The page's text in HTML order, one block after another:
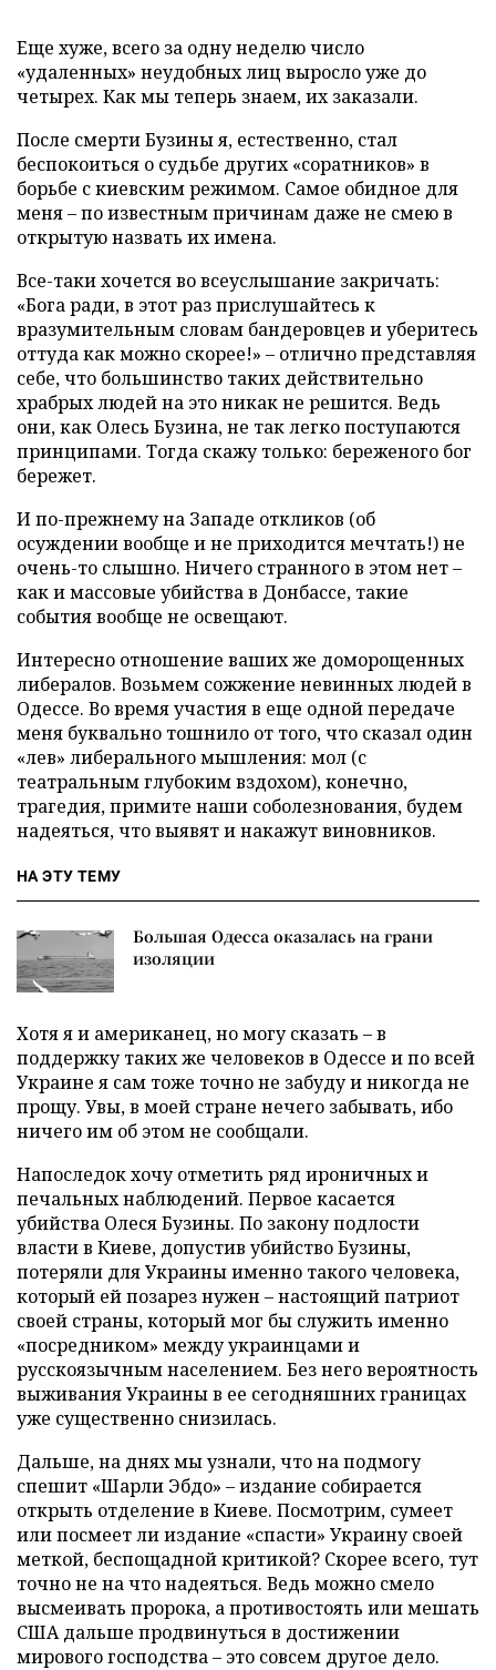
Еще хуже, всего за одну неделю число
«удаленных» неудобных лиц выросло уже до
четырех. Как мы теперь знаем, их заказали.
После смерти Бузины я, естественно, стал
беспокоиться о судьбе других «соратников» в
борьбе с киевским режимом. Самое обидное для
меня – по известным причинам даже не смею в
открытую назвать их имена.
Все-таки хочется во всеуслышание закричать:
«Бога ради, в этот раз прислушайтесь к
вразумительным словам бандеровцев и уберитесь
оттуда как можно скорее!» – отлично представляя
себе, что большинство таких действительно
храбрых людей на это никак не решится. Ведь
они, как Олесь Бузина, не так легко поступаются
принципами. Тогда скажу только: береженого бог
бережет.
И по-прежнему на Западе откликов (об
осуждении вообще и не приходится мечтать!) не
очень-то слышно. Ничего странного в этом нет –
как и массовые убийства в Донбассе, такие
события вообще не освещают.
Интересно отношение ваших же доморощенных
либералов. Возьмем сожжение невинных людей в
Одессе. Во время участия в еще одной передаче
меня буквально тошнило от того, что сказал один
«лев» либерального мышления: мол (с
театральным глубоким вздохом), конечно,
трагедия, примите наши соболезнования, будем
надеяться, что выявят и накажут виновников.
НА ЭТУ ТЕМУ
Большая Одесса оказалась на грани
изоляции
Хотя я и американец, но могу сказать – в
поддержку таких же человеков в Одессе и по всей
Украине я сам тоже точно не забуду и никогда не
прощу. Увы, в моей стране нечего забывать, ибо
ничего им об этом не сообщали.
Напоследок хочу отметить ряд ироничных и
печальных наблюдений. Первое касается
убийства Олеся Бузины. По закону подлости
власти в Киеве, допустив убийство Бузины,
потеряли для Украины именно такого человека,
который ей позарез нужен – настоящий патриот
своей страны, который мог бы служить именно
«посредником» между украинцами и
русскоязычным населением. Без него вероятность
выживания Украины в ее сегодняшних границах
уже существенно снизилась.
Дальше, на днях мы узнали, что на подмогу
спешит «Шарли Эбдо» – издание собирается
открыть отделение в Киеве. Посмотрим, сумеет
или посмеет ли издание «спасти» Украину своей
меткой, беспощадной критикой? Скорее всего, тут
точно не на что надеяться. Ведь можно смело
высмеивать пророка, а противостоять или мешать
США дальше продвинуться в достижении
мирового господства – это совсем другое дело.